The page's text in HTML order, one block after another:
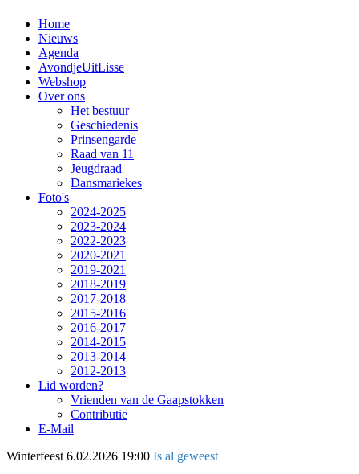
Home
Nieuws
Agenda
AvondjeUitLisse
Webshop
Over ons
Het bestuur
Geschiedenis
Prinsengarde
Raad van 11
Jeugdraad
Dansmariekes
Foto's
2024-2025
2023-2024
2022-2023
2020-2021
2019-2021
2018-2019
2017-2018
2015-2016
2016-2017
2014-2015
2013-2014
2012-2013
Lid worden?
Vrienden van de Gaapstokken
Contributie
E-Mail
Winterfeest 6.02.2026 19:00 Is al geweest